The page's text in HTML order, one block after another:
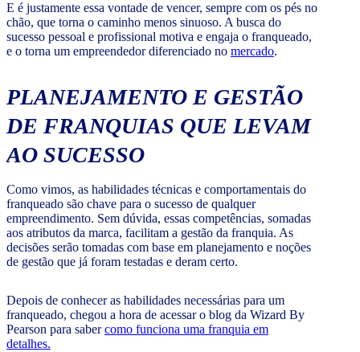
E é justamente essa vontade de vencer, sempre com os pés no
chão, que torna o caminho menos sinuoso. A busca do
sucesso pessoal e profissional motiva e engaja o franqueado,
e o torna um empreendedor diferenciado no mercado.
PLANEJAMENTO E GESTÃO
DE FRANQUIAS QUE LEVAM
AO SUCESSO
Como vimos, as habilidades técnicas e comportamentais do
franqueado são chave para o sucesso de qualquer
empreendimento. Sem dúvida, essas competências, somadas
aos atributos da marca, facilitam a gestão da franquia. As
decisões serão tomadas com base em planejamento e noções
de gestão que já foram testadas e deram certo.
Depois de conhecer as habilidades necessárias para um
franqueado, chegou a hora de acessar o blog da Wizard By
Pearson para sabercomo funciona uma franquia em
detalhes.